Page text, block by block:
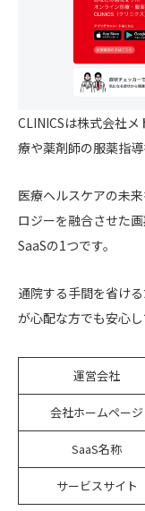
CLINICSは株式会社
療や薬剤師の服薬指導
医療ヘルスケアの未
ロジーを融合させた
SaaSの1つです。
通院する手間を省け
が心配な方でも安心し
運営会社
会社ホームページ
SaaS名称
サービスサイト